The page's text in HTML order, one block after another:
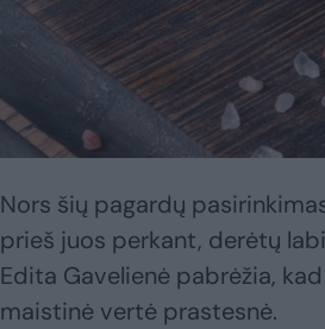
Nors šių pagardų
prieš juos perkant, derėtų
Edita Gavelienė pabrėžia,
maistinė vertė prastesnė.